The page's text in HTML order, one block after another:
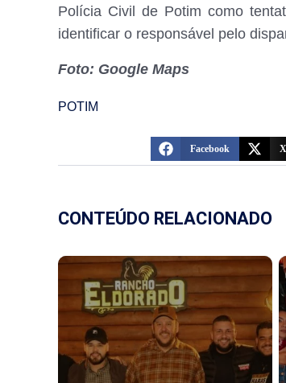
Polícia Civil de Potim como
identificar o responsável pelo
Foto: Google Maps
POTIM
Facebook X
CONTEÚDO RELACIONADO